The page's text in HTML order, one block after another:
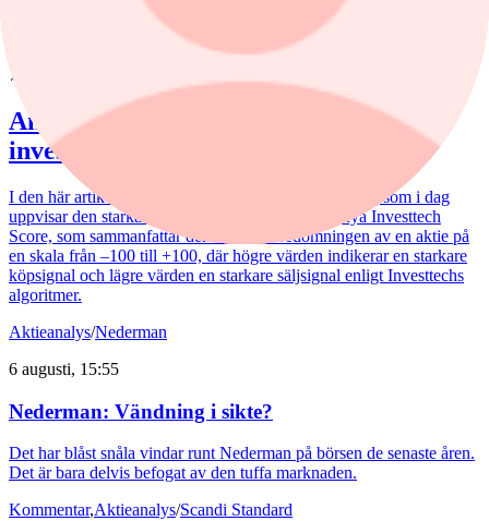
Investor
7 augusti, 08:11
Analytikern: Tre köpvärda
investmentbolag
I den här artikeln lyfter vi fram de tre investmentbolag som i dag
uppvisar den starkaste tekniska bilden enligt vår nya Investtech
Score, som sammanfattar den tekniska bedömningen av en aktie på
en skala från –100 till +100, där högre värden indikerar en starkare
köpsignal och lägre värden en starkare säljsignal enligt Investtechs
algoritmer.
Aktieanalys/Nederman
6 augusti, 15:55
Nederman: Vändning i sikte?
Det har blåst snåla vindar runt Nederman på börsen de senaste åren.
Det är bara delvis befogat av den tuffa marknaden.
Kommentar,Aktieanalys/Scandi Standard